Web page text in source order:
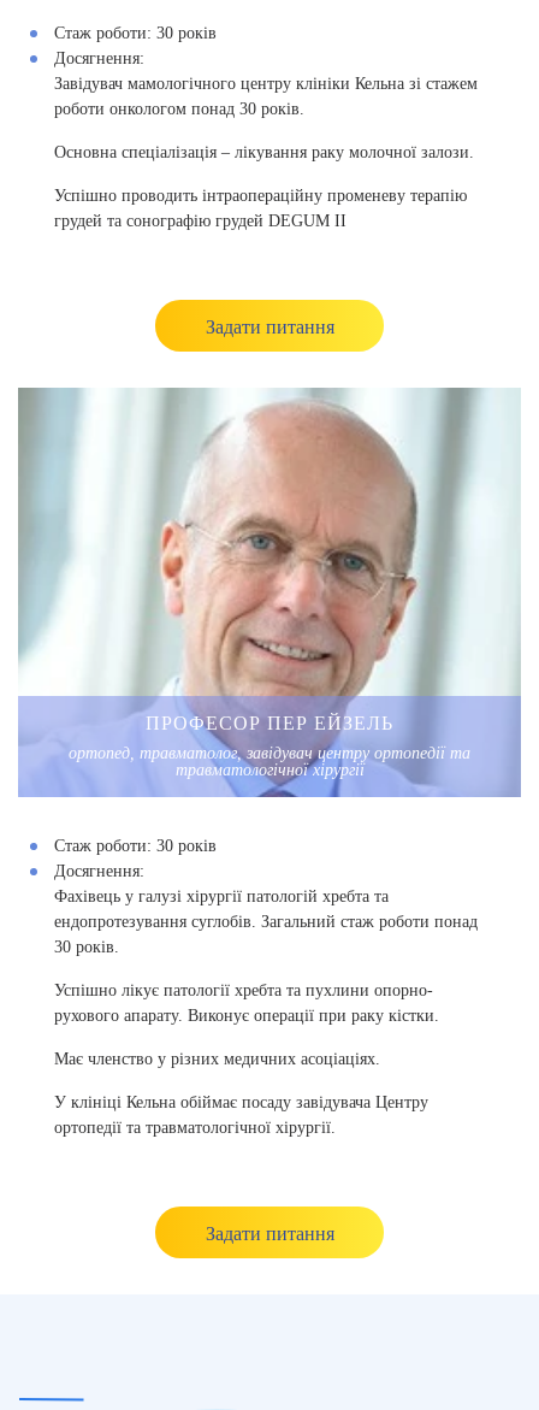
Стаж роботи: 30 рокiв
Досягнення:
Завідувач мамологічного центру клініки Кельна зі стажем
роботи онкологом понад 30 років.
Основна спеціалізація – лікування раку молочної залози.
Успішно проводить інтраопераційну променеву терапію
грудей та сонографію грудей DEGUM II
Задати питання
ПРОФЕСОР ПЕР ЕЙЗЕЛЬ
ортопед, травматолог, завідувач центру ортопедії та
травматологічної хірургії
Стаж роботи: 30 рокiв
Досягнення:
Фахівець у галузі хірургії патологій хребта та
ендопротезування суглобів. Загальний стаж роботи понад
30 років.
Успішно лікує патології хребта та пухлини опорно-
рухового апарату. Виконує операції при раку кістки.
Має членство у різних медичних асоціаціях.
У клініці Кельна обіймає посаду завідувача Центру
ортопедії та травматологічної хірургії.
Задати питання